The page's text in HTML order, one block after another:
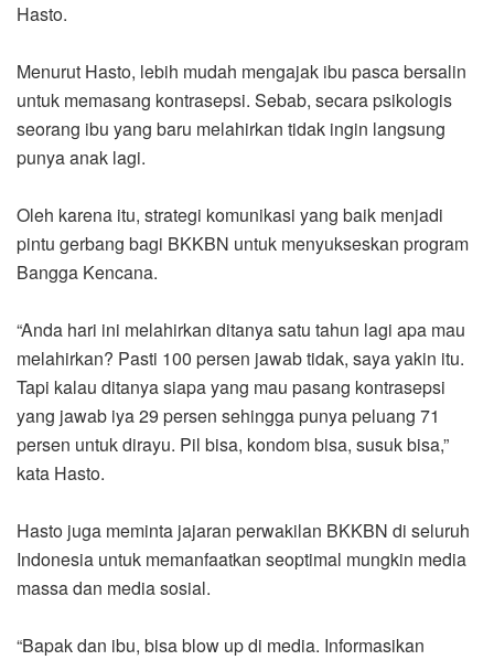
Hasto.
Menurut Hasto, lebih mudah mengajak ibu pasca bersalin
untuk memasang kontrasepsi. Sebab, secara psikologis
seorang ibu yang baru melahirkan tidak ingin langsung
punya anak lagi.
Oleh karena itu, strategi komunikasi yang baik menjadi
pintu gerbang bagi BKKBN untuk menyukseskan program
Bangga Kencana.
“Anda hari ini melahirkan ditanya satu tahun lagi apa mau
melahirkan? Pasti 100 persen jawab tidak, saya yakin itu.
Tapi kalau ditanya siapa yang mau pasang kontrasepsi
yang jawab iya 29 persen sehingga punya peluang 71
persen untuk dirayu. Pil bisa, kondom bisa, susuk bisa,”
kata Hasto.
Hasto juga meminta jajaran perwakilan BKKBN di seluruh
Indonesia untuk memanfaatkan seoptimal mungkin media
massa dan media sosial.
“Bapak dan ibu, bisa blow up di media. Informasikan